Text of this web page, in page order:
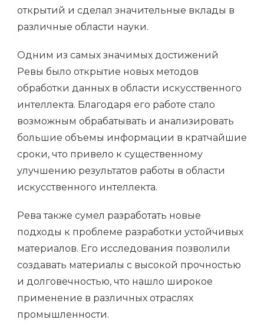
открытий и сделал значительные вклады в
различные области науки.
Одним из самых значимых достижений
Ревы было открытие новых методов
обработки данных в области искусственного
интеллекта. Благодаря его работе стало
возможным обрабатывать и анализировать
большие объемы информации в кратчайшие
сроки, что привело к существенному
улучшению результатов работы в области
искусственного интеллекта.
Рева также сумел разработать новые
подходы к проблеме разработки устойчивых
материалов. Его исследования позволили
создавать материалы с высокой прочностью
и долговечностью, что нашло широкое
применение в различных отраслях
промышленности.